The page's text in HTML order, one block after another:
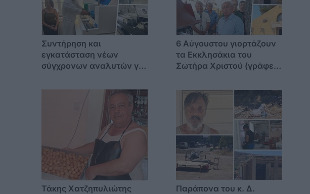
Συντήρηση και
εγκατάσταση νέων
σύγχρονων αναλυτών για
Εργαστήριο του
Νοσοκομείου Κω
6 Αύγουστου γιορτάζουν
τα Εκκλησάκια του
Σωτήρα Χριστού (γράφει
Τάκης Χατζηπυλιώτης
Παράπονα του κ. Δ.